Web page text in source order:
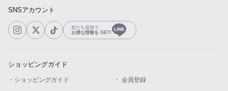
SNSアカウント
友だち追加で
お得な情報を GET!
ショッピングガイド
・ショッピングガイド ・ 会員登録